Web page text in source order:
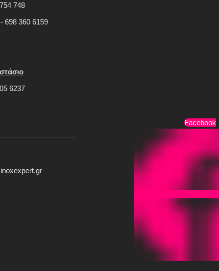
748
698 360 6159
6237
Facebook